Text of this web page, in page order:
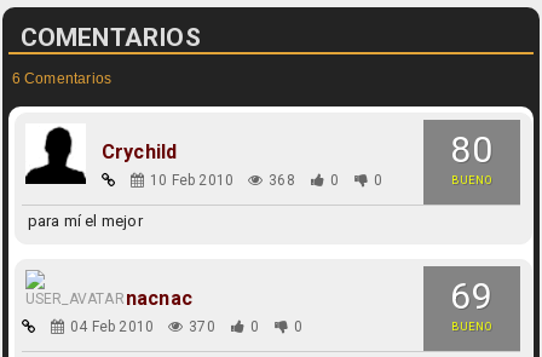
COMENTARIOS
6 Comentarios
80
BUENO
Crychild
10 Feb 2010 368 0 0
para mí el mejor
69
BUENO
nacnac
04 Feb 2010 370 0 0